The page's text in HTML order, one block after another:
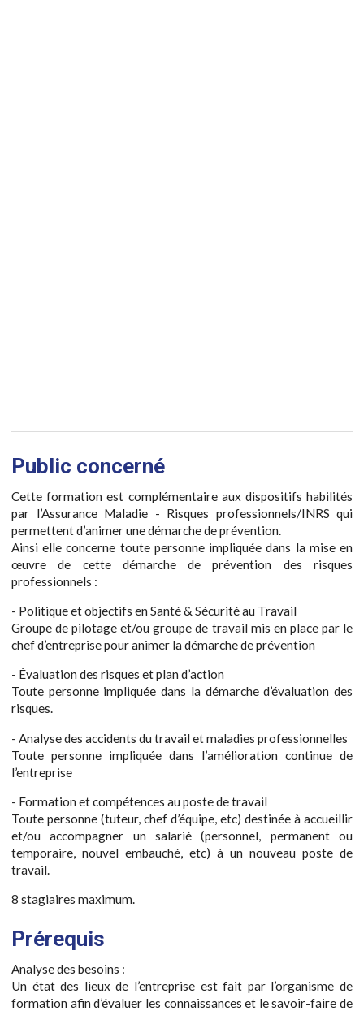
Public concerné
Cette formation est complémentaire aux dispositifs habilités
par l’Assurance Maladie - Risques professionnels/INRS qui
permettent d’animer une démarche de prévention.
Ainsi elle concerne toute personne impliquée dans la mise en
œuvre de cette démarche de prévention des risques
professionnels :
- Politique et objectifs en Santé & Sécurité au Travail
Groupe de pilotage et/ou groupe de travail mis en place par le
chef d’entreprise pour animer la démarche de prévention
- Évaluation des risques et plan d’action
Toute personne impliquée dans la démarche d’évaluation des
risques.
- Analyse des accidents du travail et maladies professionnelles
Toute personne impliquée dans l’amélioration continue de
l’entreprise
- Formation et compétences au poste de travail
Toute personne (tuteur, chef d’équipe, etc) destinée à accueillir
et/ou accompagner un salarié (personnel, permanent ou
temporaire, nouvel embauché, etc) à un nouveau poste de
travail.
8 stagiaires maximum.
Prérequis
Analyse des besoins :
Un état des lieux de l’entreprise est fait par l’organisme de
formation afin d’évaluer les connaissances et le savoir-faire de